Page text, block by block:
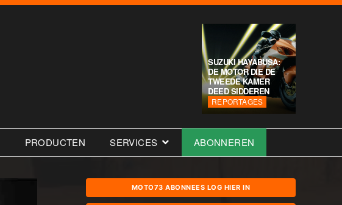
SUZUKI HAYABUSA:
DE MOTOR DIE DE
TWEEDE KAMER
DEED SIDDEREN
REPORTAGES
PRODUCTEN SERVICES ABONNEREN
MOTO73 ABONNEES LOG HIER IN